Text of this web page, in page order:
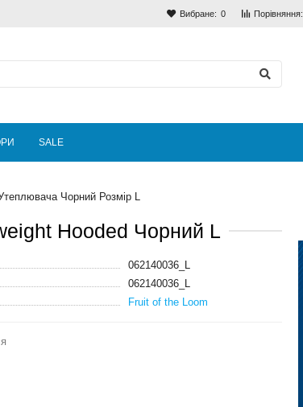
Порівняння:
Вибране: 0
SALE
Чорний Розмір L
Hooded Чорний L
062140036_L
062140036_L
Fruit of the Loom